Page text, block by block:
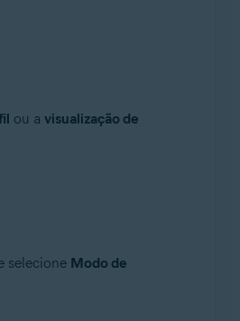
ou a visualização de
selecione Modo de